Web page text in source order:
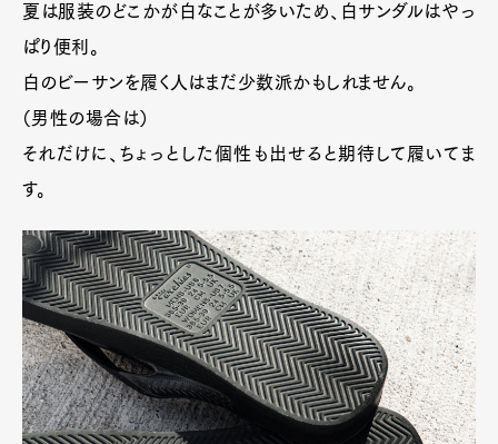
夏は服装のどこかが白なことが多いため、白サンダルはやっ
ぱり便利。
白のビーサンを履く人はまだ少数派かもしれません。
（男性の場合は）
それだけに、ちょっとした個性も出せると期待して履いてま
す。